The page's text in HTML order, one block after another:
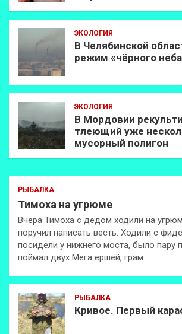
ЭКОЛОГИЯ
В Челябинской
режим «чёрного неба
ЭКОЛОГИЯ
В Мордовии
тлеющий уже
мусорный полигон
РЫБАЛКА
Тимоха на угрюме
Вчера Тимоха с дедом ходили на
поручил написать весть. Ходили с
посидели у нижнего моста, было пару
поймал двух Мега ершей, грам…
РЫБАЛКА
Кривое. Первый